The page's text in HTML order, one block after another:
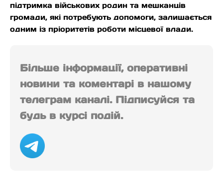
підтримка військових родин та мешканців
громади, які потребують допомоги, залишається
одним із пріоритетів роботи місцевої влади.
Більше інформації, оперативні
новини та коментарі в нашому
телеграм каналі. Підписуйся та
будь в курсі подій.